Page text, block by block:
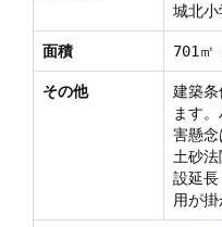
城北小
面積 701㎡
その他
建築条
ます
害懸
土砂
設延
用が